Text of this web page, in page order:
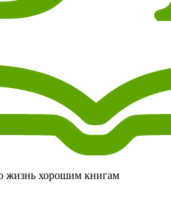
жизнь хорошим книгам